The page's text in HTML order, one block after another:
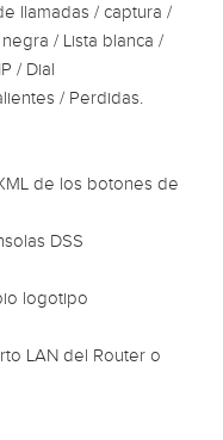
llamadas / captura /
/ Lista blanca /
/ Dial
/ Perdidas.
de los botones de
DSS
logotipo
LAN del Router o